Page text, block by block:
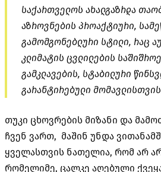
საქართველოს ახალგაზრდა
აზროვნების პროაქტიური,
გამომგონებლური სტილი, რაც
კლიმატის ცვლილების
გამკლავების, სტაბილური
გარანტირებული
თუკი ცხოვრების მიზანი და
ჩვენ ვართ, მაშინ უნდა
ყველასთვის ნათელია, რომ არ
რომელიმე, ცალკე აღებული